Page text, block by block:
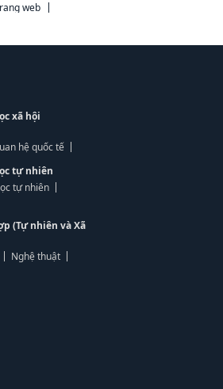
web
xã hội
hệ quốc tế
tự nhiên
tự nhiên
(Tự nhiên và Xã
Nghệ thuật